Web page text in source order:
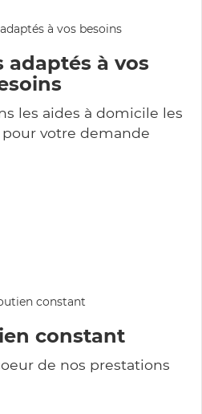
adaptés à vos
les aides à domicile les
votre demande
constant
de nos prestations